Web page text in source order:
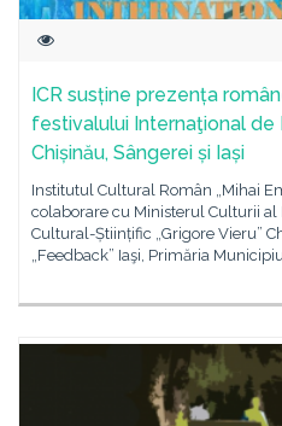
ICR susține prezența
festivalului Internaţional de
Chișinău, Sângerei și Iași
Institutul Cultural Român „Mihai
colaborare cu Ministerul Culturii
Cultural-Științific „Grigore Vieru”
„Feedback” Iaşi, Primăria